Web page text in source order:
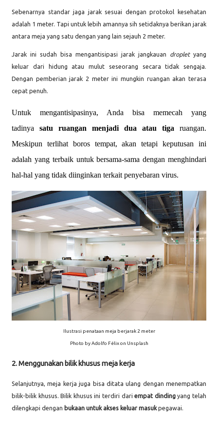
Sebenarnya standar jaga jarak sesuai dengan protokol kesehatan
adalah 1 meter. Tapi untuk lebih amannya sih setidaknya berikan jarak
antara meja yang satu dengan yang lain sejauh 2 meter.
Jarak ini sudah bisa mengantisipasi jarak jangkauan droplet yang
keluar dari hidung atau mulut seseorang secara tidak sengaja.
Dengan pemberian jarak 2 meter ini mungkin ruangan akan terasa
cepat penuh.
Untuk mengantisipasinya, Anda bisa memecah yang
tadinya
satu ruangan menjadi dua atau tiga
ruangan.
Meskipun terlihat boros tempat, akan tetapi keputusan ini
adalah yang terbaik untuk bersama-sama dengan menghindari
hal-hal yang tidak diinginkan terkait penyebaran virus.
Ilustrasi penataan meja berjarak 2 meter
Photo by Adolfo Félix on Unsplash
2. Menggunakan bilik khusus meja kerja
Selanjutnya, meja kerja juga bisa ditata ulang dengan menempatkan
bilik-bilik khusus. Bilik khusus ini terdiri dariempat dindingyang telah
dilengkapi dengan bukaan untuk akses keluar masukpegawai.